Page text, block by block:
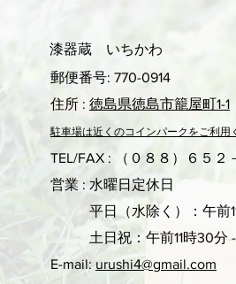
漆器蔵 いちかわ
郵便番号: 770-0914
住所 : 徳島県徳島市籠屋町1-1
駐車場は近くのコ インパークをご利用
TEL/FAX : （０８８）６５２
営業 : 水曜日定休日
平日（水除く）：午前11
土日祝：午前11時30分 -
E-mail: urushi4@gmail.com